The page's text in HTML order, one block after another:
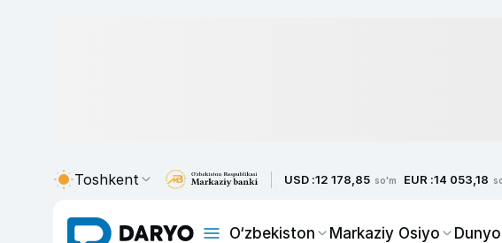
Toshkent USD :12 178,85 so'm EUR :14 053,18
O‘zbekiston Markaziy Osiyo Dunyo